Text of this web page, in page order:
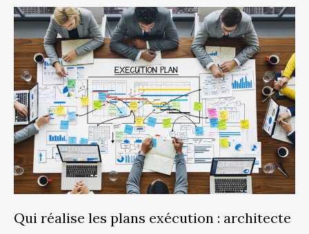
Qui réalise les plans exécution : architecte